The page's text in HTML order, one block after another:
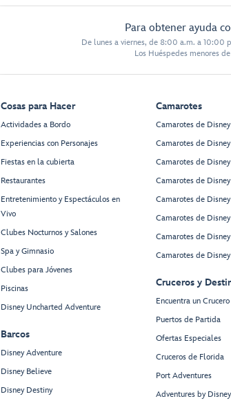
Para obtener ayuda
De lunes a viernes, de 8:00 a.m. a 10:00
Los Huéspedes menores
Cosas para Hacer
Actividades a Bordo
Experiencias con Personajes
Fiestas en la cubierta
Restaurantes
Entretenimiento y Espectáculos en
Vivo
Clubes Nocturnos y Salones
Spa y Gimnasio
Clubes para Jóvenes
Piscinas
Disney Uncharted Adventure
Barcos
Disney Adventure
Disney Believe
Disney Destiny
Camarotes
Camarotes de
Camarotes de
Camarotes de
Camarotes de
Camarotes de
Camarotes de
Camarotes de
Camarotes de
Cruceros y
Encuentra un Crucero
Puertos de Partida
Ofertas Especiales
Cruceros de Florida
Port Adventures
Adventures by Disney